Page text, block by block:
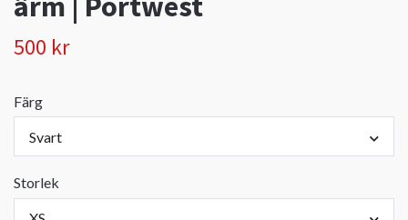
500 kr
Färg
Svart
Storlek